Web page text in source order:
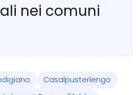
nei comuni
Casalpusterlengo